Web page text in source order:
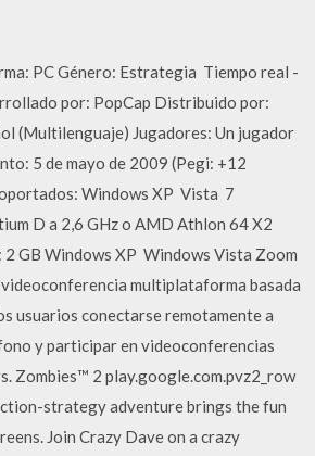
PC Género: Estrategia ­ Tiempo real
por: PopCap Distribuido por:
(Multilenguaje) Jugadores: Un jugador
5 de mayo de 2009 (Pegi: +12
Windows XP ­ Vista ­ 7
D a 2,6 GHz o AMD Athlon 64 X2
GB Windows XP ­ Windows Vista Zoom
multiplataforma basada
usuarios conectarse remotamente a
y participar en videoconferencias
Zombies™ 2 play.google.com.pvz2_row
strategy adventure brings the fun
Join Crazy Dave on a crazy